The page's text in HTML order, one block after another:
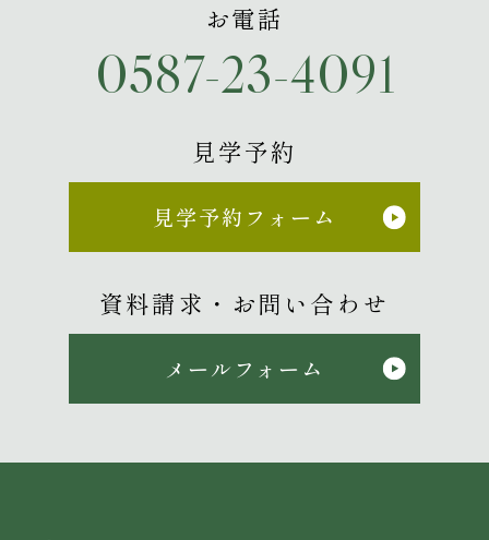
当社がお客様の個人情報を取得する
場合には、その利用目的や利用範囲
を明確化し、お客様の同意のもとで
目的を逸脱して当該情報を利用する
ことはいたしません。
人情報は、当社からのご連絡や業務
のご案内、ご質問に対する回答とし
て、電子メールや資料の送付に利用
いたします。
5. 情報の管理
お電話
0587-23-4091
見学予約
見学予約フォーム
資料請求・お問い合わせ
メールフォーム